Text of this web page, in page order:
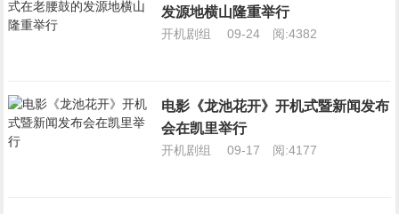
发源地横山隆重举行
开机剧组 09-24 阅:4382
电影《龙池花开》开机式暨新闻发布
会在凯里举行
开机剧组 09-17 阅:4177